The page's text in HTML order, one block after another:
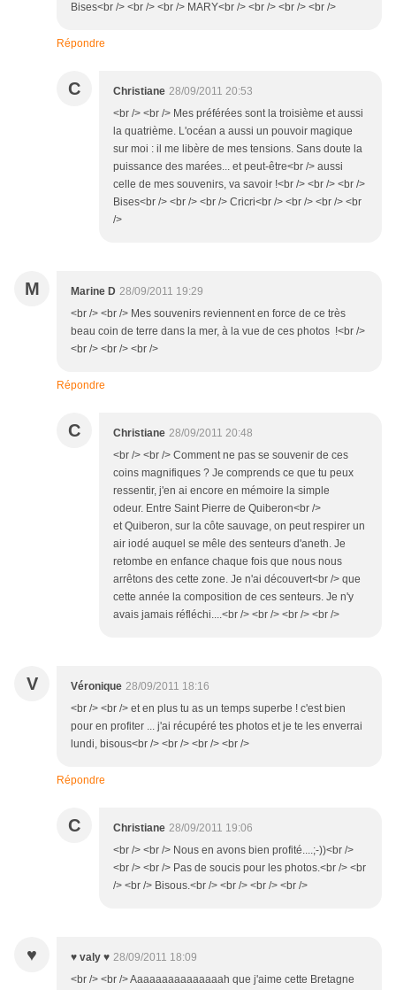
Bises<br /> <br /> <br /> MARY<br /> <br /> <br /> <br />
Répondre
C Christiane 28/09/2011 20:53
<br /> <br /> Mes préférées sont la troisième et aussi
la quatrième. L'océan a aussi un pouvoir magique
sur moi : il me libère de mes tensions. Sans doute la
puissance des marées... et peut-être<br /> aussi
celle de mes souvenirs, va savoir !<br /> <br /> <br />
Bises<br /> <br /> <br /> Cricri<br /> <br /> <br /> <br
/>
M Marine D 28/09/2011 19:29
<br /> <br /> Mes souvenirs reviennent en force de ce très
beau coin de terre dans la mer, à la vue de ces photos !<br />
<br /> <br /> <br />
Répondre
C Christiane 28/09/2011 20:48
<br /> <br /> Comment ne pas se souvenir de ces
coins magnifiques ? Je comprends ce que tu peux
ressentir, j'en ai encore en mémoire la simple
odeur. Entre Saint Pierre de Quiberon<br />
et Quiberon, sur la côte sauvage, on peut respirer un
air iodé auquel se mêle des senteurs d'aneth. Je
retombe en enfance chaque fois que nous nous
arrêtons des cette zone. Je n'ai découvert<br /> que
cette année la composition de ces senteurs. Je n'y
avais jamais réfléchi....<br /> <br /> <br /> <br />
V Véronique 28/09/2011 18:16
<br /> <br /> et en plus tu as un temps superbe ! c'est bien
pour en profiter ... j'ai récupéré tes photos et je te les enverrai
lundi, bisous<br /> <br /> <br /> <br />
Répondre
C Christiane 28/09/2011 19:06
<br /> <br /> Nous en avons bien profité....;-))<br />
<br /> <br /> Pas de soucis pour les photos.<br /> <br
/> <br /> Bisous.<br /> <br /> <br /> <br />
♥ ♥ valy ♥ 28/09/2011 18:09
<br /> <br /> Aaaaaaaaaaaaaaah que j'aime cette Bretagne